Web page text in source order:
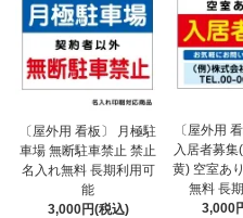
〔屋外用 看板〕 月極駐
車場 無断駐車禁止 禁止
名入れ無料 長期利用可
能
3,000円(税込)
〔屋外用
入居者募
黄) 空室あ
無料 長
3,000